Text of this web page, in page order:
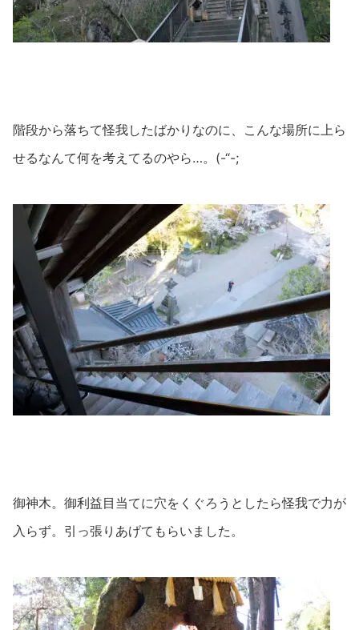
階段から落ちて怪我したばかりなのに、こんな場所に上ら
せるなんて何を考えてるのやら…。(-“-;
御神木。御利益目当てに穴をくぐろうとしたら怪我で力が
入らず。引っ張りあげてもらいました。